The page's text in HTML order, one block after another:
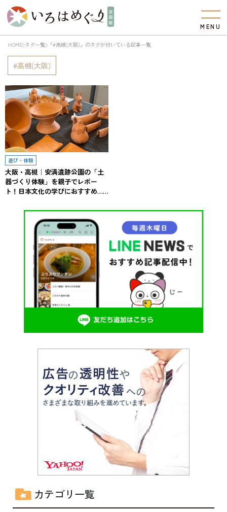
M EN U
HOME タグ一覧 「#高槻(大阪)」のタグが付いている記事一覧
高槻(大阪)
遊び・体験
大阪・高槻｜安満遺跡公園の「土
器づくり体験」を親子でレポー
ト！日本文化の学びにおすすめ……
カテゴリ一覧